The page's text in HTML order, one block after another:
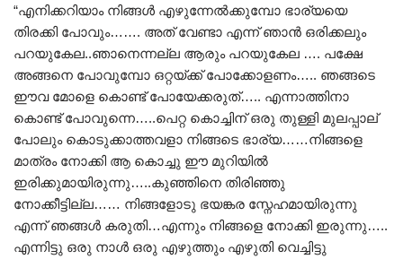
“എനിക്കറിയാം നിങ്ങൾ എഴുന്നേൽക്കുമ്പോ ഭാര്യയെ
തിരക്കി പോവും……. അത് വേണ്ടാ എന്ന് ഞാൻ ഒരിക്കലും
പറയുകേല..ഞാനെന്നല്ല ആരും പറയുകേല …. പക്ഷേ
അങ്ങനെ പോവുമ്പോ ഒറ്റയ്ക്ക് പോക്കോളണം….. ഞങ്ങടെ
ഈവ മോളെ കൊണ്ട് പോയേക്കരുത്….. എന്നാത്തിനാ
കൊണ്ട് പോവുന്നെ…..പെറ്റ കൊച്ചിന് ഒരു തുള്ളി മുലപ്പാല്
പോലും കൊടുക്കാത്തവളാ നിങ്ങടെ ഭാര്യ……നിങ്ങളെ
മാത്രം നോക്കി ആ കൊച്ചു ഈ മുറിയിൽ
ഇരിക്കുമായിരുന്നു…..കുഞ്ഞിനെ തിരിഞ്ഞു
നോക്കീട്ടില്ല…… നിങ്ങളോടു ഭയങ്കര സ്നേഹമായിരുന്നു
എന്ന് ഞങ്ങൾ കരുതി…എന്നും നിങ്ങളെ നോക്കി ഇരുന്നു…..
എന്നിട്ടു ഒരു നാൾ ഒരു എഴുത്തും എഴുതി വെച്ചിട്ടു